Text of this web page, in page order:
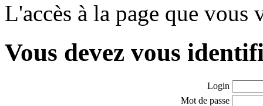
L'accès à la page que vous
Vous devez vous
Login
Mot de passe